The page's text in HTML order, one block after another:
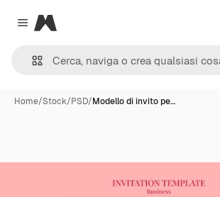
Close menu
Magnific
Home/Stock/PSD/Modello di invito pe…